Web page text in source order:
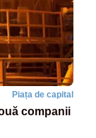
Piața de capital
companii